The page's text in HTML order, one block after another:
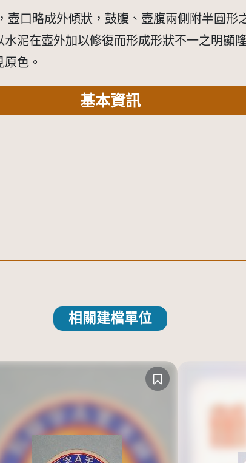
壺口略成外傾狀，鼓腹、壺腹兩側附半圓
泥在壺外加以修復而形成形狀不一之明顯
色。
基本資訊
相關建檔單位